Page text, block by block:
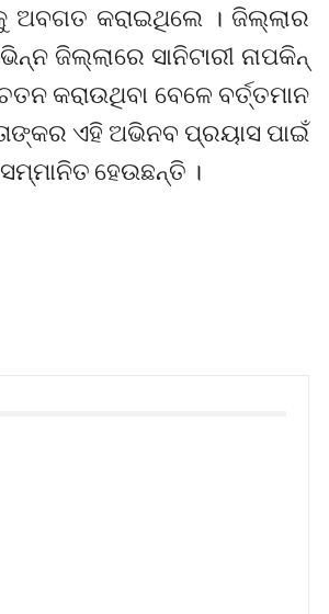
ଅବଗତ କରାଇଥିଲେ । ଜିଲ୍ଲାର
ଜିଲ୍ଲାରେ ସାନିଟାରୀ ନାପକିନ୍
କରାଉଥିବା ବେଳେ ବର୍ତ୍ତମାନ
ଏହି ଅଭିନବ ପ୍ରୟାସ ପାଇଁ
ହେଉଛନ୍ତି ।